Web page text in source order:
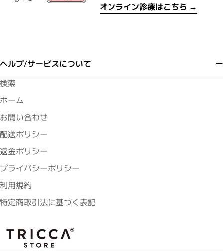
オンライン診療はこちら →
ヘルプ/サービスについて
検索
ホーム
お問い合わせ
配送ポリシー
返金ポリシー
プライバシーポリシー
利用規約
特定商取引法に基づく表記